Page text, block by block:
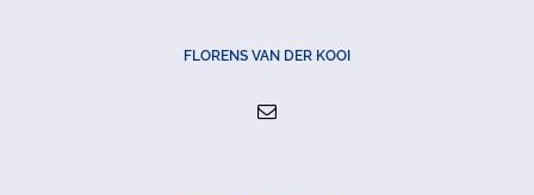
FLORENS VAN DER KOOI